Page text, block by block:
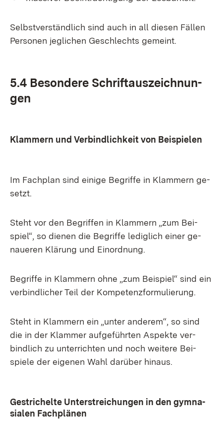
Selbst­ver­ständ­lich sind auch in all die­sen Fäl­len
Per­so­nen jeg­li­chen Ge­schlechts ge­meint.
5.4 Be­son­de­re Schrift­aus­zeich­nun­
gen
Klam­mern und Ver­bind­lich­keit von Bei­spie­len
Im Fach­plan sind ei­ni­ge Be­grif­fe in Klam­mern ge­
setzt.
Steht vor den Be­grif­fen in Klam­mern „zum Bei­
spiel“, so die­nen die Be­grif­fe le­dig­lich ei­ner ge­
naue­ren Klä­rung und Ein­ord­nung.
Be­grif­fe in Klam­mern oh­ne „zum Bei­spiel“ sind ein
ver­bind­li­cher Teil der Kom­pe­tenz­for­mu­lie­rung.
Steht in Klam­mern ein „un­ter an­de­rem“, so sind
die in der Klam­mer auf­ge­führ­ten As­pek­te ver­
bind­lich zu un­ter­rich­ten und noch wei­te­re Bei­
spie­le der ei­ge­nen Wahl dar­über hin­aus.
Ge­stri­chel­te Un­ter­strei­chun­gen in den gym­na­
sia­len Fach­plä­nen